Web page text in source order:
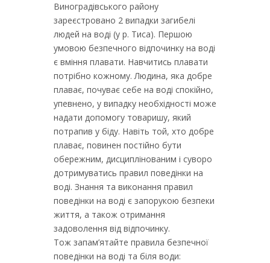
Виноградівського району
зареєстровано 2 випадки загибелі
людей на воді (у р. Тиса). Першою
умовою безпечного відпочинку на воді
є вміння плавати. Навчитись плавати
потрібно кожному. Людина, яка добре
плаває, почуває себе на воді спокійно,
упевнено, у випадку необхідності може
надати допомогу товаришу, який
потрапив у біду. Навіть той, хто добре
плаває, повинен постійно бути
обережним, дисциплінованим і суворо
дотримуватись правил поведінки на
воді. Знання та виконання правил
поведінки на воді є запорукою безпеки
життя, а також отримання
задоволення від відпочинку.
Тож запам’ятайте правила безпечної
поведінки на воді та біля води: